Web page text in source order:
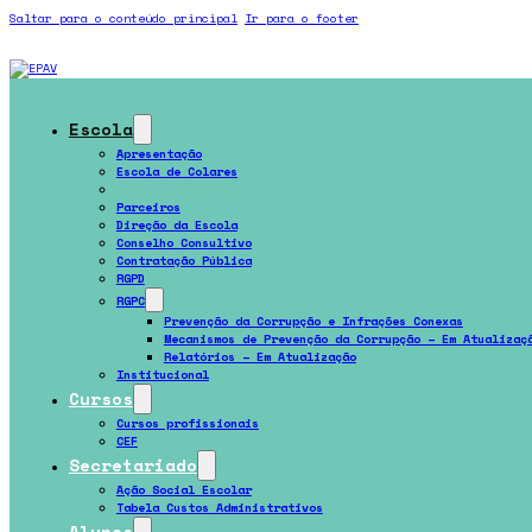
Saltar para o conteúdo principal Ir para o footer
Escola
Apresentação
Escola de Colares
Parceiros
Direção da Escola
Conselho Consultivo
Contratação Pública
RGPD
RGPC
Prevenção da Corrupção e Infrações Conexas
Mecanismos de Prevenção da Corrupção – Em
Relatórios – Em Atualização
Institucional
Cursos
Cursos profissionais
CEF
Secretariado
Ação Social Escolar
Tabela Custos Administrativos